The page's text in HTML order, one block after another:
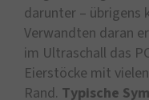
darunter – übrigens
Verwandten daran
im Ultraschall das
Eierstöcke mit
Rand. Typische